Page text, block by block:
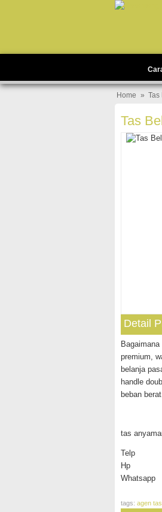
Home » Tas
Tas
Detail
premium,
belanja
handle
beban
tas
Telp :
Hp :
Whatsapp
tags: agen